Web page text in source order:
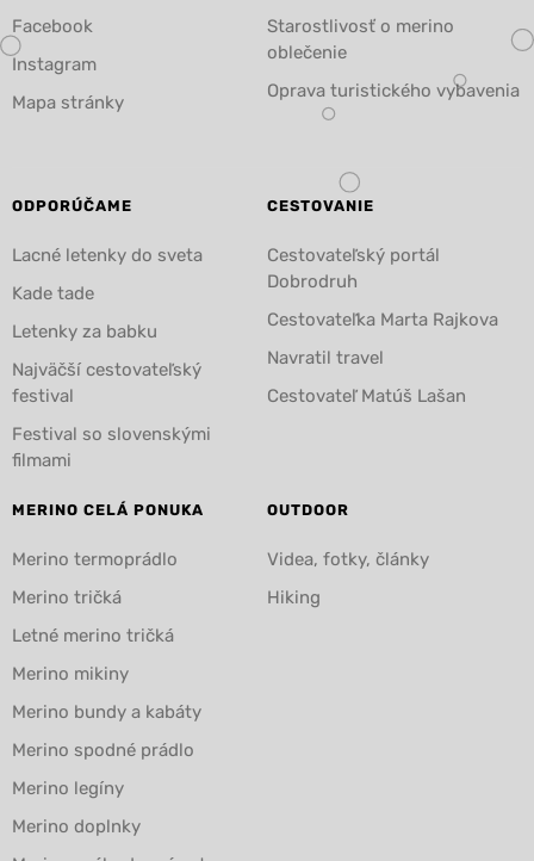
Facebook
Instagram
Mapa stránky
Starostlivosť o merino
oblečenie
Oprava turistického vybavenia
ODPORÚČAME
Lacné letenky do sveta
Kade tade
Letenky za babku
Najväčší cestovateľský
festival
Festival so slovenskými
filmami
CESTOVANIE
Cestovateľský portál
Dobrodruh
Cestovateľka Marta Rajkova
Navratil travel
Cestovateľ Matúš Lašan
MERINO CELÁ PONUKA
Merino termoprádlo
Merino tričká
Letné merino tričká
Merino mikiny
Merino bundy a kabáty
Merino spodné prádlo
Merino legíny
Merino doplnky
OUTDOOR
Videa, fotky, články
Hiking